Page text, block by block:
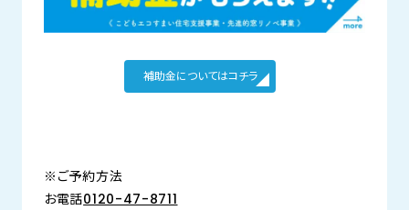
補助金についてはコチラ
※ご予約方法
お電話0120-47-8711